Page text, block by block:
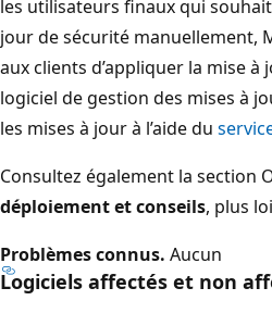
les utilisateurs finaux qui
jour de sécurité manuellement,
aux clients d’appliquer la mise à
logiciel de gestion des mises à
les mises à jour à l’aide du
Consultez également la section
déploiement et conseils, plus
Problèmes connus. Aucun
Logiciels affectés et non